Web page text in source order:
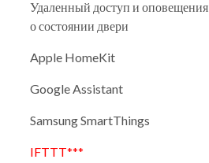
Удаленный доступ и оповещения
о состоянии двери
Apple HomeKit
Google Assistant
Samsung SmartThings
IFTTT***